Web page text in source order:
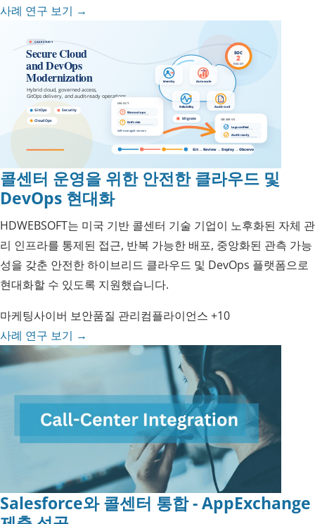
사례 연구 보기 →
콜센터 운영을 위한 안전한 클라우드 및
DevOps 현대화
HDWEBSOFT는 미국 기반 콜센터 기술 기업이 노후화된 자체 관
리 인프라를 통제된 접근, 반복 가능한 배포, 중앙화된 관측 가능
성을 갖춘 안전한 하이브리드 클라우드 및 DevOps 플랫폼으로
현대화할 수 있도록 지원했습니다.
마케팅사이버 보안품질 관리컴플라이언스 +10
사례 연구 보기 →
Salesforce와 콜센터 통합 - AppExchange